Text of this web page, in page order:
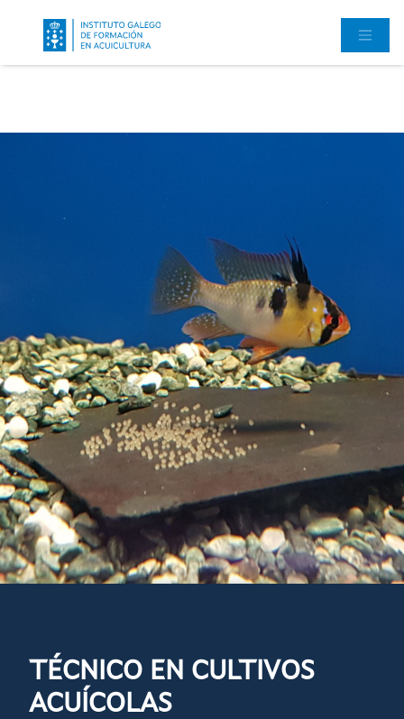
TÉCNICO EN CULTIVOS
ACUÍCOLAS